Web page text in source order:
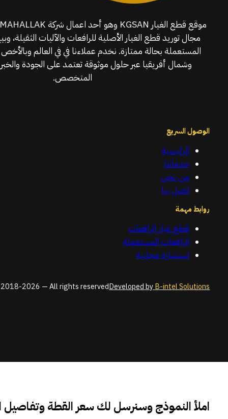
مجال توريد قطع الغيار الأصلية للرافعات والآليات الثقيلة،
المستعملة بحالة ممتازة. نخدم عملاءنا في في العالم
وشمال أفريقيا عبر حلول موثوقة تعتمد على الجودة
المتخصص.
الوصول السريع
الرئيسية
خدماتنا
من نحن
اتصل بنا
روابط مهمة
قطع غيار الرافعات
الرافعات المستعملة
استشارة مجانية
2026 — All rights reservedDeveloped byB-intel Solutions
املأ النموذج وسنرسل لك سعر القطة